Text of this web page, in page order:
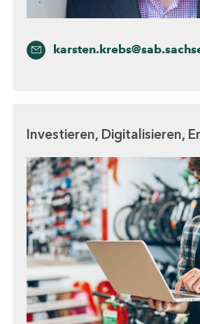
Investieren, Digitalisieren,